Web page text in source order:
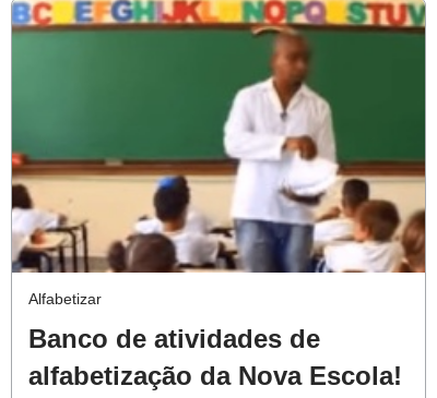
Alfabetizar
Banco de atividades de
alfabetização da Nova Escola!